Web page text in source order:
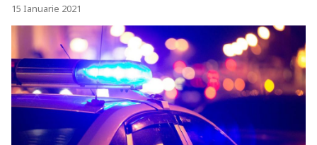
15 Ianuarie 2021